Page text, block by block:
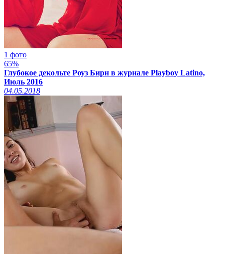
1 фото
65%
Глубокое декольте Роуз Бирн в журнале Playboy Latino,
Июль 2016
04.05.2018